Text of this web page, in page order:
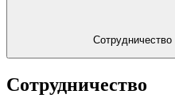
Сотрудничество
Сотрудничество